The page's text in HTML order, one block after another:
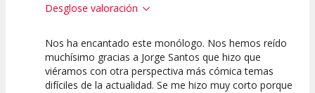
Desglose valoración
10
Calidad del
Espectáculo
10
Puesta en
Escena
10
Interpretación
artística
Nos ha encantado este monólogo. Nos hemos reído
muchísimo gracias a Jorge Santos que hizo que
viéramos con otra perspectiva más cómica temas
difíciles de la actualidad. Se me hizo muy corto porque